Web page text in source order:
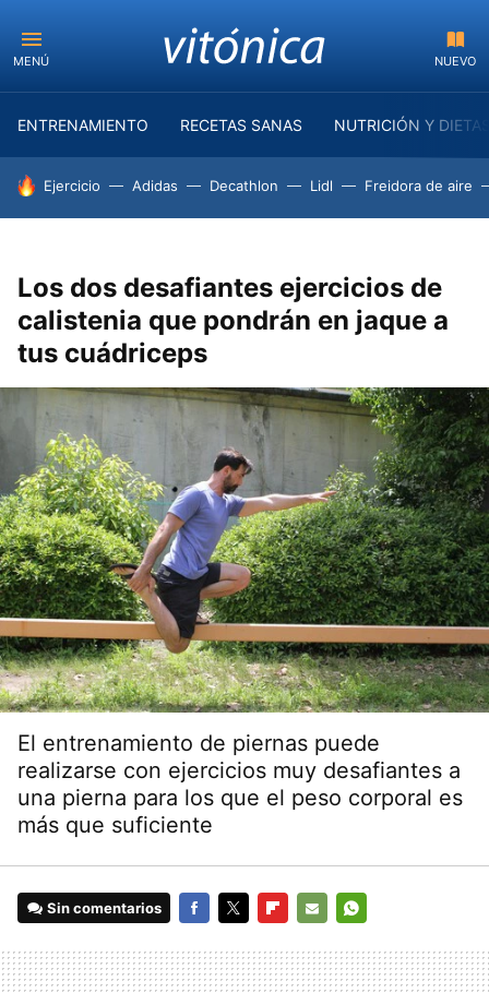
MENÚ NUEVO
ENTRENAMIENTO RECETAS SANAS NUTRICIÓN Y
HOY SE HABLA DE
Ejercicio Adidas Decathlon Lidl Freidora de aire
Los dos desafiantes ejercicios de
calistenia que pondrán en jaque a
tus cuádriceps
El entrenamiento de piernas puede
realizarse con ejercicios muy desafiantes a
una pierna para los que el peso corporal es
más que suficiente
Sin comentarios
MAIL